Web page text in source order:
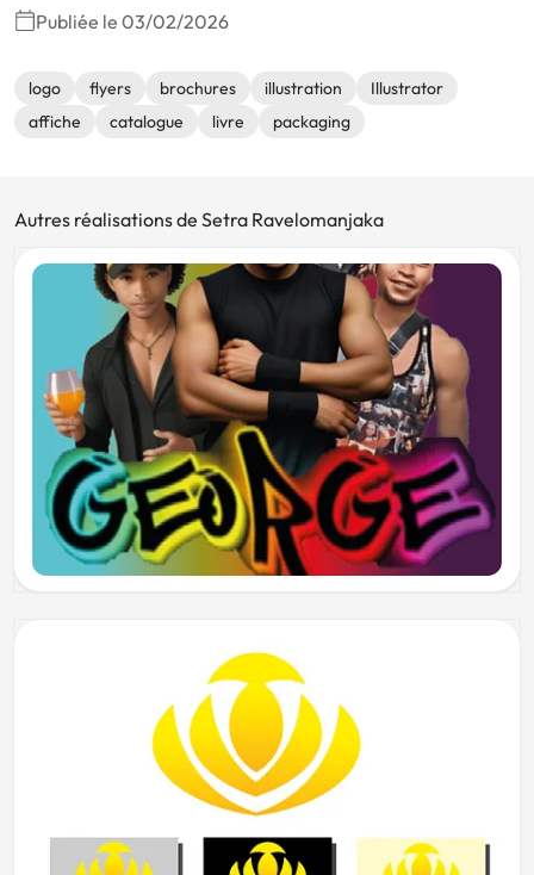
Publiée le 03/02/2026
logo flyers brochures illustration
Illustrator
affiche
catalogue livre packaging
Autres réalisations de Setra Ravelomanjaka